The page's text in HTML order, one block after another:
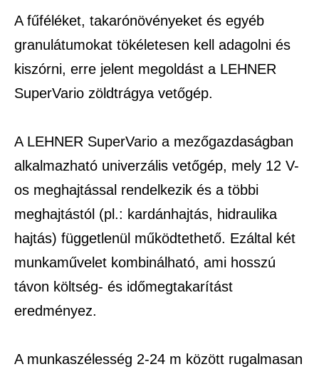
A fűféléket, takarónövényeket és egyéb
granulátumokat tökéletesen kell adagolni és
kiszórni, erre jelent megoldást a LEHNER
SuperVario zöldtrágya vetőgép.
A LEHNER SuperVario a mezőgazdaságban
alkalmazható univerzális vetőgép, mely 12 V-
os meghajtással rendelkezik és a többi
meghajtástól (pl.: kardánhajtás, hidraulika
hajtás) függetlenül működtethető. Ezáltal két
munkaművelet kombinálható, ami hosszú
távon költség- és időmegtakarítást
eredményez.
A munkaszélesség 2-24 m között rugalmasan